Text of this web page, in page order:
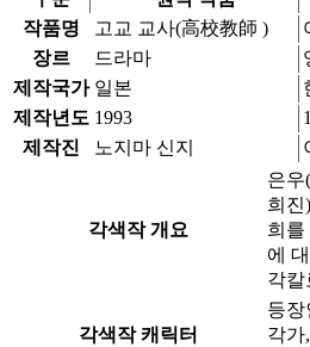
작품명
고교 교사(高校教師 )
장르
드라마
제작국가 일본
제작년도 1993
제작진
노지마 신지
각색작 개요
은우
희진
희를
에
각칼
각색작 캐릭터
등장
각가